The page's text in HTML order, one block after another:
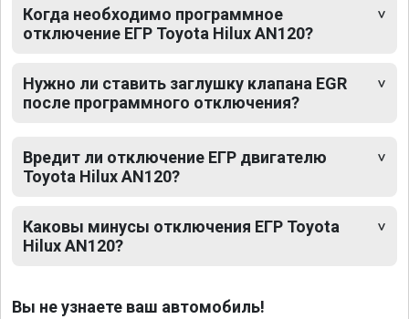
Когда необходимо программное
отключение ЕГР Toyota Hilux AN120?
Нужно ли ставить заглушку клапана EGR
после программного отключения?
Вредит ли отключение ЕГР двигателю
Toyota Hilux AN120?
Каковы минусы отключения ЕГР Toyota
Hilux AN120?
Вы не узнаете ваш автомобиль!